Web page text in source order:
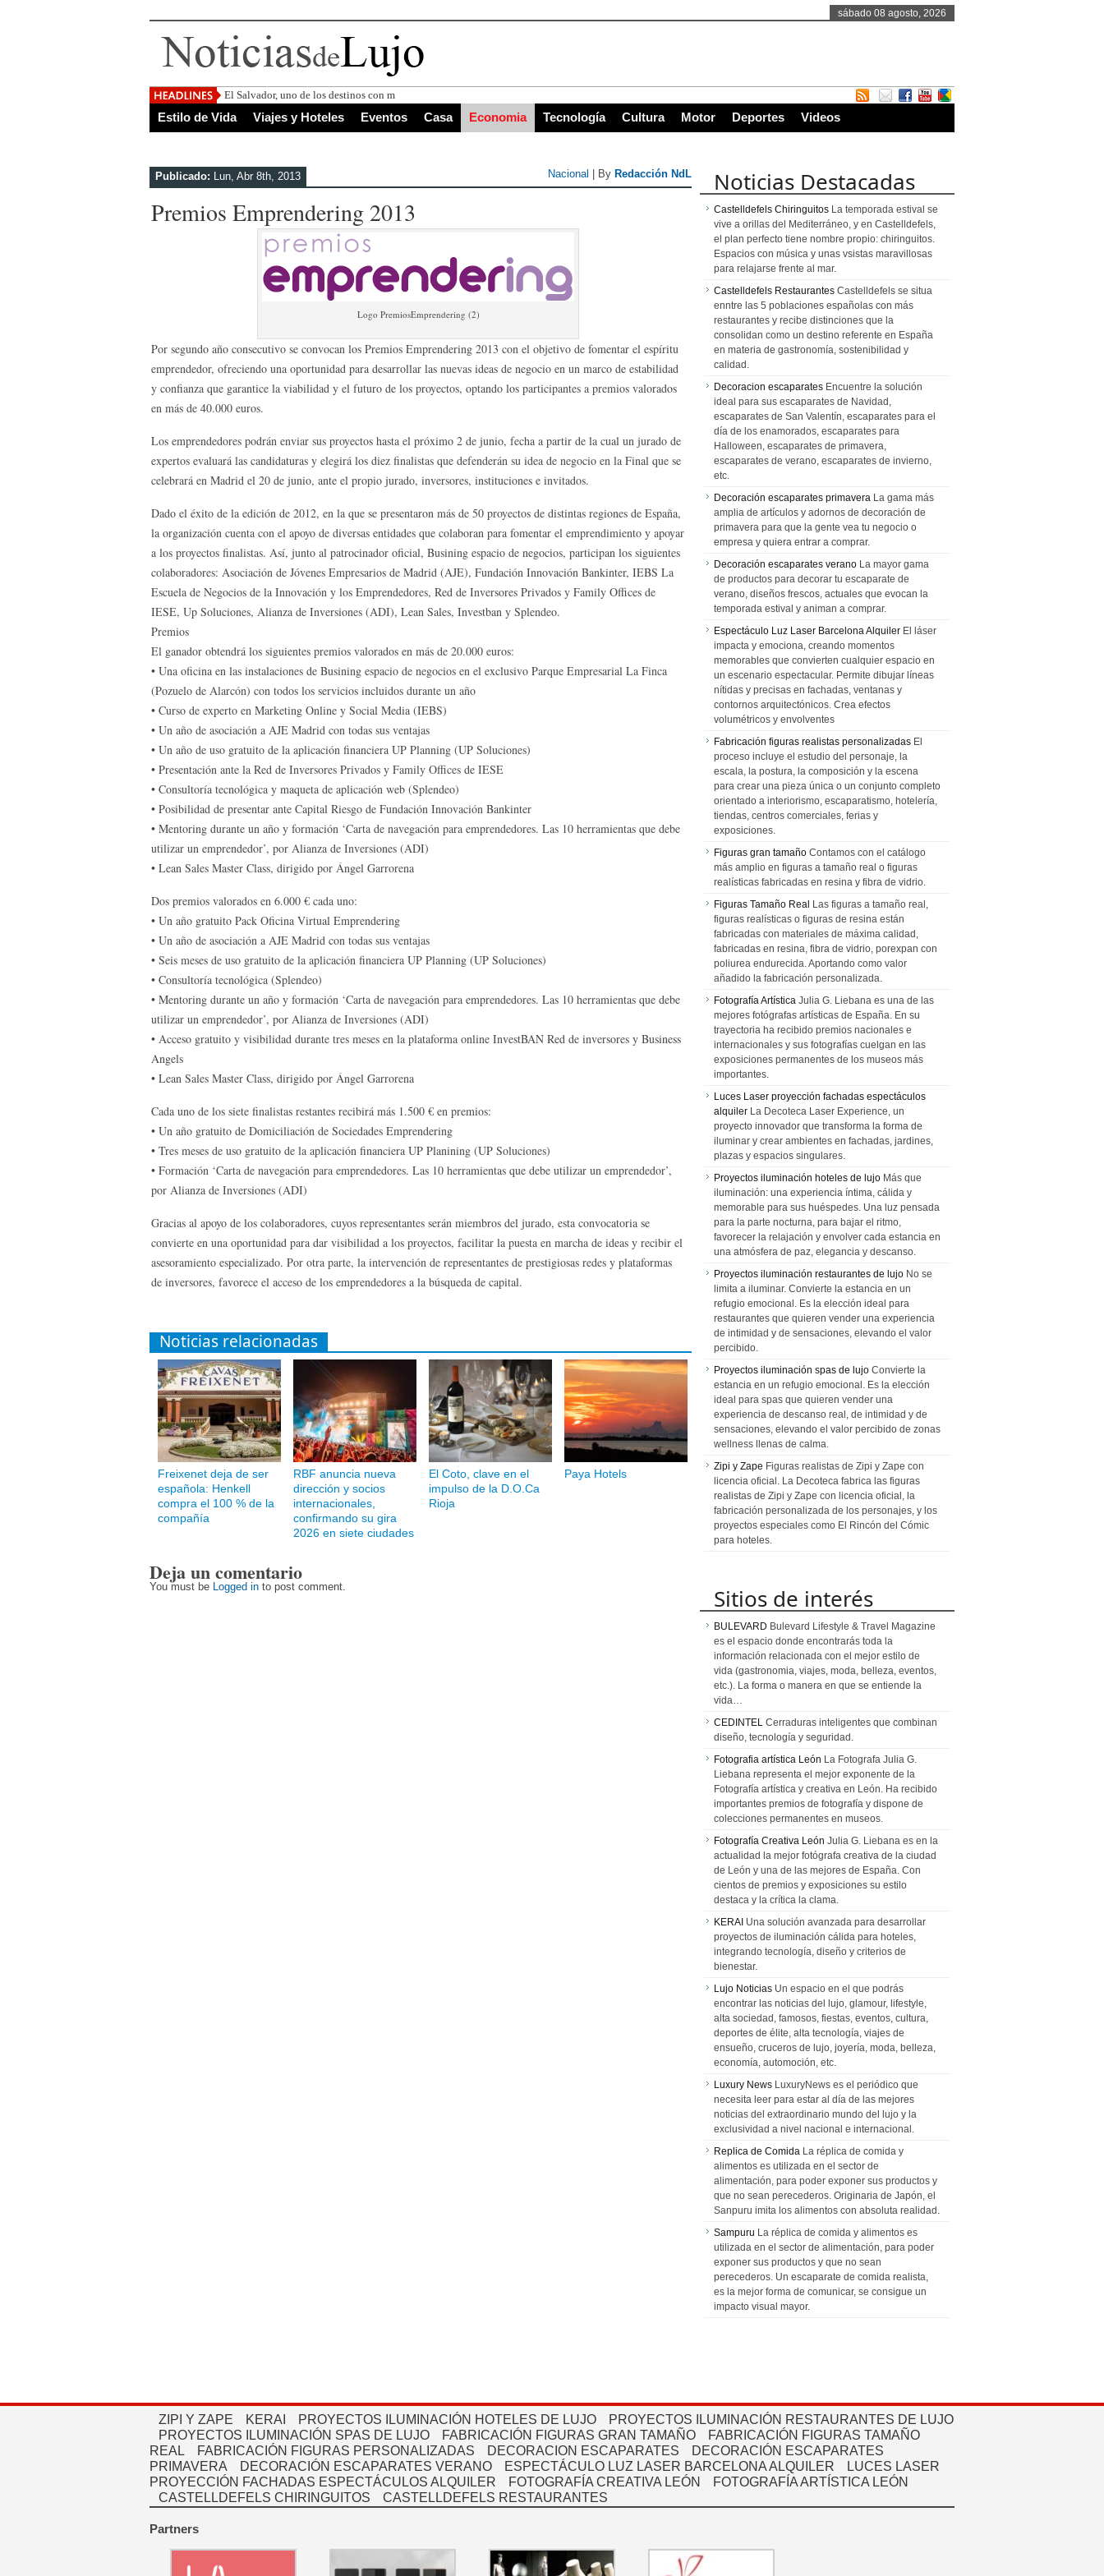
sábado 08 agosto, 2026
El Salvador, uno de los destinos con mayor proyección de Centroa
Estilo de Vida Viajes y Hoteles Eventos Casa Economia Tecnología Cultura Motor Deportes Videos
Publicado: Lun, Abr 8th, 2013 Nacional | By Redacción NdL
Premios Emprendering 2013
Logo PremiosEmprendering (2)
Por segundo año consecutivo se convocan los Premios Emprendering 2013 con el objetivo de fomentar el espíritu
emprendedor, ofreciendo una oportunidad para desarrollar las nuevas ideas de negocio en un marco de estabilidad
y confianza que garantice la viabilidad y el futuro de los proyectos, optando los participantes a premios valorados
en más de 40.000 euros.
Los emprendedores podrán enviar sus proyectos hasta el próximo 2 de junio, fecha a partir de la cual un jurado de
expertos evaluará las candidaturas y elegirá los diez finalistas que defenderán su idea de negocio en la Final que se
celebrará en Madrid el 20 de junio, ante el propio jurado, inversores, instituciones e invitados.
Dado el éxito de la edición de 2012, en la que se presentaron más de 50 proyectos de distintas regiones de España,
la organización cuenta con el apoyo de diversas entidades que colaboran para fomentar el emprendimiento y apoyar
a los proyectos finalistas. Así, junto al patrocinador oficial, Busining espacio de negocios, participan los siguientes
colaboradores: Asociación de Jóvenes Empresarios de Madrid (AJE), Fundación Innovación Bankinter, IEBS La
Escuela de Negocios de la Innovación y los Emprendedores, Red de Inversores Privados y Family Offices de
IESE, Up Soluciones, Alianza de Inversiones (ADI), Lean Sales, Investban y Splendeo.
Premios
El ganador obtendrá los siguientes premios valorados en más de 20.000 euros:
• Una oficina en las instalaciones de Busining espacio de negocios en el exclusivo Parque Empresarial La Finca
(Pozuelo de Alarcón) con todos los servicios incluidos durante un año
• Curso de experto en Marketing Online y Social Media (IEBS)
• Un año de asociación a AJE Madrid con todas sus ventajas
• Un año de uso gratuito de la aplicación financiera UP Planning (UP Soluciones)
• Presentación ante la Red de Inversores Privados y Family Offices de IESE
• Consultoría tecnológica y maqueta de aplicación web (Splendeo)
• Posibilidad de presentar ante Capital Riesgo de Fundación Innovación Bankinter
• Mentoring durante un año y formación ‘Carta de navegación para emprendedores. Las 10 herramientas que debe
utilizar un emprendedor’, por Alianza de Inversiones (ADI)
• Lean Sales Master Class, dirigido por Ángel Garrorena
Dos premios valorados en 6.000 € cada uno:
• Un año gratuito Pack Oficina Virtual Emprendering
• Un año de asociación a AJE Madrid con todas sus ventajas
• Seis meses de uso gratuito de la aplicación financiera UP Planning (UP Soluciones)
• Consultoría tecnológica (Splendeo)
• Mentoring durante un año y formación ‘Carta de navegación para emprendedores. Las 10 herramientas que debe
utilizar un emprendedor’, por Alianza de Inversiones (ADI)
• Acceso gratuito y visibilidad durante tres meses en la plataforma online InvestBAN Red de inversores y Business
Angels
• Lean Sales Master Class, dirigido por Ángel Garrorena
Cada uno de los siete finalistas restantes recibirá más 1.500 € en premios:
• Un año gratuito de Domiciliación de Sociedades Emprendering
• Tres meses de uso gratuito de la aplicación financiera UP Planining (UP Soluciones)
• Formación ‘Carta de navegación para emprendedores. Las 10 herramientas que debe utilizar un emprendedor’,
por Alianza de Inversiones (ADI)
Gracias al apoyo de los colaboradores, cuyos representantes serán miembros del jurado, esta convocatoria se
convierte en una oportunidad para dar visibilidad a los proyectos, facilitar la puesta en marcha de ideas y recibir el
asesoramiento especializado. Por otra parte, la intervención de representantes de prestigiosas redes y plataformas
de inversores, favorece el acceso de los emprendedores a la búsqueda de capital.
Noticias relacionadas
Freixenet deja de ser
española: Henkell
compra el 100 % de la
compañía
RBF anuncia nueva
dirección y socios
internacionales,
confirmando su gira
2026 en siete ciudades
El Coto, clave en el
impulso de la D.O.Ca
Rioja
Paya Hotels
Deja un comentario
You must be Logged in to post comment.
Noticias Destacadas
Castelldefels Chiringuitos La temporada estival se
vive a orillas del Mediterráneo, y en Castelldefels,
el plan perfecto tiene nombre propio: chiringuitos.
Espacios con música y unas vsistas maravillosas
para relajarse frente al mar.
Castelldefels Restaurantes Castelldefels se situa
enntre las 5 poblaciones españolas con más
restaurantes y recibe distinciones que la
consolidan como un destino referente en España
en materia de gastronomía, sostenibilidad y
calidad.
Decoracion escaparates Encuentre la solución
ideal para sus escaparates de Navidad,
escaparates de San Valentín, escaparates para el
día de los enamorados, escaparates para
Halloween, escaparates de primavera,
escaparates de verano, escaparates de invierno,
etc.
Decoración escaparates primavera La gama más
amplia de artículos y adornos de decoración de
primavera para que la gente vea tu negocio o
empresa y quiera entrar a comprar.
Decoración escaparates verano La mayor gama
de productos para decorar tu escaparate de
verano, diseños frescos, actuales que evocan la
temporada estival y animan a comprar.
Espectáculo Luz Laser Barcelona Alquiler El láser
impacta y emociona, creando momentos
memorables que convierten cualquier espacio en
un escenario espectacular. Permite dibujar líneas
nítidas y precisas en fachadas, ventanas y
contornos arquitectónicos. Crea efectos
volumétricos y envolventes
Fabricación figuras realistas personalizadas El
proceso incluye el estudio del personaje, la
escala, la postura, la composición y la escena
para crear una pieza única o un conjunto completo
orientado a interiorismo, escaparatismo, hotelería,
tiendas, centros comerciales, ferias y
exposiciones.
Figuras gran tamaño Contamos con el catálogo
más amplio en figuras a tamaño real o figuras
realísticas fabricadas en resina y fibra de vidrio.
Figuras Tamaño Real Las figuras a tamaño real,
figuras realísticas o figuras de resina están
fabricadas con materiales de máxima calidad,
fabricadas en resina, fibra de vidrio, porexpan con
poliurea endurecida. Aportando como valor
añadido la fabricación personalizada.
Fotografía Artística Julia G. Liebana es una de las
mejores fotógrafas artísticas de España. En su
trayectoria ha recibido premios nacionales e
internacionales y sus fotografías cuelgan en las
exposiciones permanentes de los museos más
importantes.
Luces Laser proyección fachadas espectáculos
alquiler La Decoteca Laser Experience, un
proyecto innovador que transforma la forma de
iluminar y crear ambientes en fachadas, jardines,
plazas y espacios singulares.
Proyectos iluminación hoteles de lujo Más que
iluminación: una experiencia íntima, cálida y
memorable para sus huéspedes. Una luz pensada
para la parte nocturna, para bajar el ritmo,
favorecer la relajación y envolver cada estancia en
una atmósfera de paz, elegancia y descanso.
Proyectos iluminación restaurantes de lujo No se
limita a iluminar. Convierte la estancia en un
refugio emocional. Es la elección ideal para
restaurantes que quieren vender una experiencia
de intimidad y de sensaciones, elevando el valor
percibido.
Proyectos iluminación spas de lujo Convierte la
estancia en un refugio emocional. Es la elección
ideal para spas que quieren vender una
experiencia de descanso real, de intimidad y de
sensaciones, elevando el valor percibido de zonas
wellness llenas de calma.
Zipi y Zape Figuras realistas de Zipi y Zape con
licencia oficial. La Decoteca fabrica las figuras
realistas de Zipi y Zape con licencia oficial, la
fabricación personalizada de los personajes, y los
proyectos especiales como El Rincón del Cómic
para hoteles.
Sitios de interés
BULEVARD Bulevard Lifestyle & Travel Magazine
es el espacio donde encontrarás toda la
información relacionada con el mejor estilo de
vida (gastronomia, viajes, moda, belleza, eventos,
etc.). La forma o manera en que se entiende la
vida…
CEDINTEL Cerraduras inteligentes que combinan
diseño, tecnología y seguridad.
Fotografia artística León La Fotografa Julia G.
Liebana representa el mejor exponente de la
Fotografía artística y creativa en León. Ha recibido
importantes premios de fotografía y dispone de
colecciones permanentes en museos.
Fotografía Creativa León Julia G. Liebana es en la
actualidad la mejor fotógrafa creativa de la ciudad
de León y una de las mejores de España. Con
cientos de premios y exposiciones su estilo
destaca y la crítica la clama.
KERAI Una solución avanzada para desarrollar
proyectos de iluminación cálida para hoteles,
integrando tecnología, diseño y criterios de
bienestar.
Lujo Noticias Un espacio en el que podrás
encontrar las noticias del lujo, glamour, lifestyle,
alta sociedad, famosos, fiestas, eventos, cultura,
deportes de élite, alta tecnología, viajes de
ensueño, cruceros de lujo, joyería, moda, belleza,
economía, automoción, etc.
Luxury News LuxuryNews es el periódico que
necesita leer para estar al día de las mejores
noticias del extraordinario mundo del lujo y la
exclusividad a nivel nacional e internacional.
Replica de Comida La réplica de comida y
alimentos es utilizada en el sector de
alimentación, para poder exponer sus productos y
que no sean perecederos. Originaria de Japón, el
Sanpuru imita los alimentos con absoluta realidad.
Sampuru La réplica de comida y alimentos es
utilizada en el sector de alimentación, para poder
exponer sus productos y que no sean
perecederos. Un escaparate de comida realista,
es la mejor forma de comunicar, se consigue un
impacto visual mayor.
ZIPI Y ZAPE KERAI PROYECTOS ILUMINACIÓN HOTELES DE LUJO
PROYECTOS ILUMINACIÓN RESTAURANTES DE LUJO
PROYECTOS ILUMINACIÓN SPAS DE LUJO
FABRICACIÓN FIGURAS GRAN TAMAÑO
FABRICACIÓN FIGURAS TAMAÑO
REAL
FABRICACIÓN FIGURAS PERSONALIZADAS DECORACION ESCAPARATES
DECORACIÓN ESCAPARATES
PRIMAVERA
DECORACIÓN ESCAPARATES VERANO ESPECTÁCULO LUZ LASER BARCELONA ALQUILER
LUCES LASER
PROYECCIÓN FACHADAS ESPECTÁCULOS ALQUILER
FOTOGRAFÍA CREATIVA LEÓN
FOTOGRAFÍA ARTÍSTICA LEÓN
CASTELLDEFELS CHIRINGUITOS
CASTELLDEFELS RESTAURANTES
Partners